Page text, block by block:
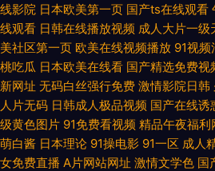
线影院 日本欧美第一页 国产ts在线观看
线观看 日韩在线播放视频 成人大片一级
美社区第一页 欧美在线视频播放 91视频
桃吃瓜 日本欧美在线看 国产精选免费视
新网址 无码白丝强行免费 激情影院日韩
人片无码 日韩成人极品视频 国产在线诱
级黄色图片 91免费看视频 精品午夜福利
萌白酱 日本理论 91操电影 91一区 成人
女免费直播 A片网站网址 激情文学色 国